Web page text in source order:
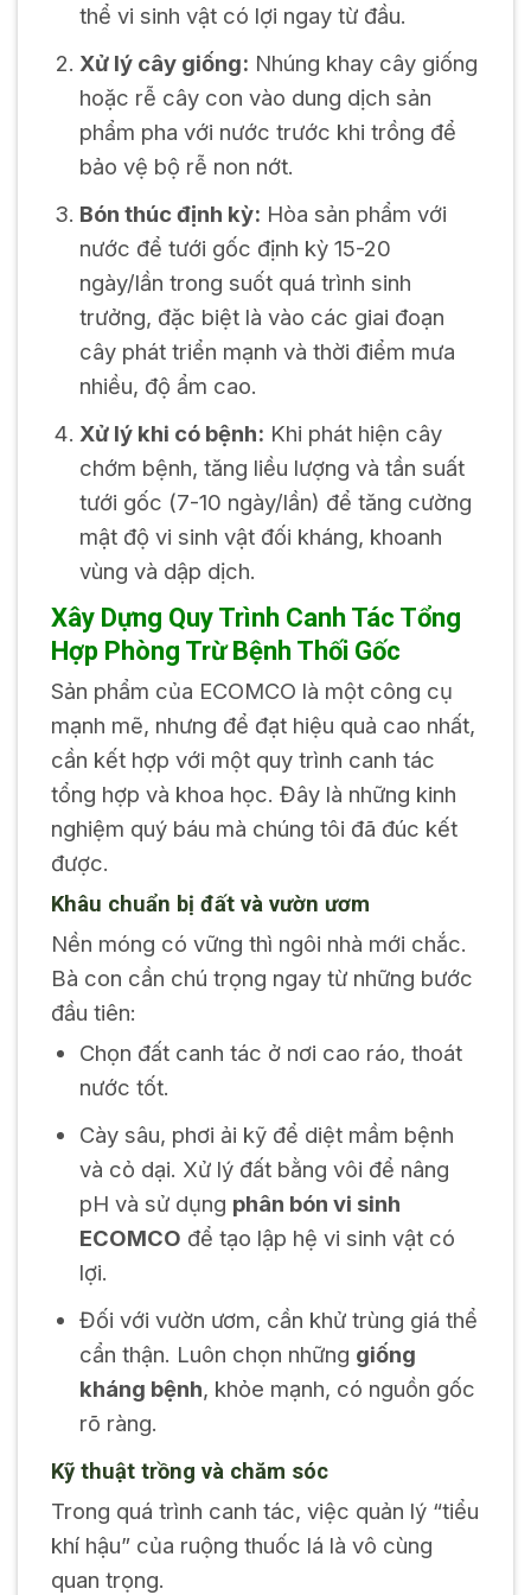
thể vi sinh vật có lợi ngay từ đầu.
Xử lý cây giống: Nhúng khay cây giống
hoặc rễ cây con vào dung dịch sản
phẩm pha với nước trước khi trồng để
bảo vệ bộ rễ non nớt.
Bón thúc định kỳ: Hòa sản phẩm với
nước để tưới gốc định kỳ 15-20
ngày/lần trong suốt quá trình sinh
trưởng, đặc biệt là vào các giai đoạn
cây phát triển mạnh và thời điểm mưa
nhiều, độ ẩm cao.
Xử lý khi có bệnh: Khi phát hiện cây
chớm bệnh, tăng liều lượng và tần suất
tưới gốc (7-10 ngày/lần) để tăng cường
mật độ vi sinh vật đối kháng, khoanh
vùng và dập dịch.
Xây Dựng Quy Trình Canh Tác Tổng
Hợp Phòng Trừ Bệnh Thối Gốc
Sản phẩm của ECOMCO là một công cụ
mạnh mẽ, nhưng để đạt hiệu quả cao nhất,
cần kết hợp với một quy trình canh tác
tổng hợp và khoa học. Đây là những kinh
nghiệm quý báu mà chúng tôi đã đúc kết
được.
Khâu chuẩn bị đất và vườn ươm
Nền móng có vững thì ngôi nhà mới chắc.
Bà con cần chú trọng ngay từ những bước
đầu tiên:
Chọn đất canh tác ở nơi cao ráo, thoát
nước tốt.
Cày sâu, phơi ải kỹ để diệt mầm bệnh
và cỏ dại. Xử lý đất bằng vôi để nâng
pH và sử dụng phân bón vi sinh
ECOMCO để tạo lập hệ vi sinh vật có
lợi.
Đối với vườn ươm, cần khử trùng giá thể
cẩn thận. Luôn chọn những giống
kháng bệnh, khỏe mạnh, có nguồn gốc
rõ ràng.
Kỹ thuật trồng và chăm sóc
Trong quá trình canh tác, việc quản lý “tiểu
khí hậu” của ruộng thuốc lá là vô cùng
quan trọng.